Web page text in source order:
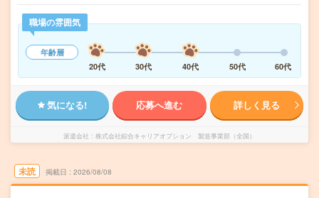
職場の雰囲気
年齢層
20代
30代 40代 50代 60代
気になる! 応募へ進む 詳しく見る
派遣会社 株式会社綜合キャリアオプション 製造事業部（全国）
未読 掲載日 2026/08/08